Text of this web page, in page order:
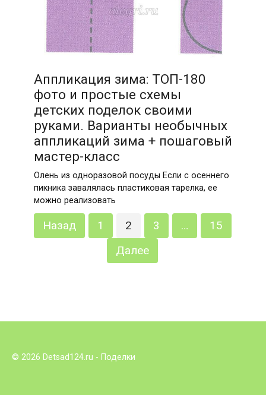
Аппликация зима: ТОП-180
фото и простые схемы
детских поделок своими
руками. Варианты необычных
аппликаций зима + пошаговый
мастер-класс
Олень из одноразовой посуды Если с осеннего
пикника завалялась пластиковая тарелка, ее
можно реализовать
Пагинация
записей
Назад 1 2 3 …
15
Далее
© 2026 Detsad124.ru - Поделки